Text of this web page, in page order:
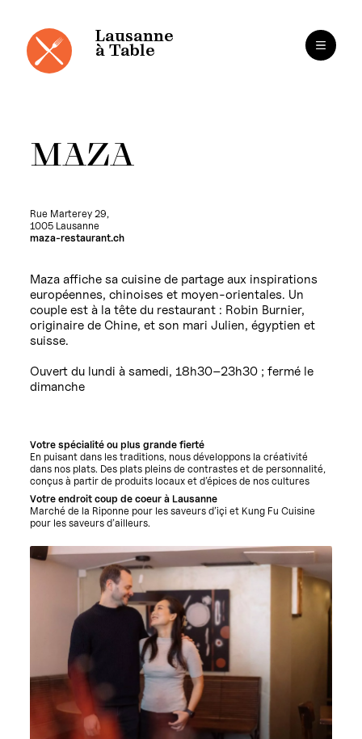
contenu
Lausanne
à Table
MAZA
Rue Marterey 29,
1005 Lausanne
maza-restaurant.ch
Maza affiche sa cuisine de partage aux inspirations
européennes, chinoises et moyen-orientales. Un
couple est à la tête du restaurant : Robin Burnier,
originaire de Chine, et son mari Julien, égyptien et
suisse.
Ouvert du lundi à samedi, 18h30–23h30 ; fermé le
dimanche
Votre spécialité ou plus grande fierté
En puisant dans les traditions, nous développons la créativité
dans nos plats. Des plats pleins de contrastes et de personnalité,
conçus à partir de produits locaux et d’épices de nos cultures
Votre endroit coup de coeur à Lausanne
Marché de la Riponne pour les saveurs d’içi et Kung Fu Cuisine
pour les saveurs d’ailleurs.